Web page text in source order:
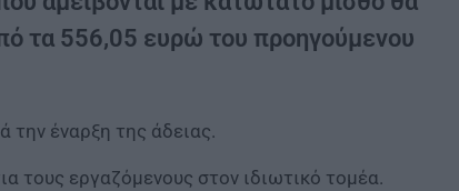
τα 556,05 ευρώ του προηγούμενου
την έναρξη της άδειας.
τους εργαζόμενους στον ιδιωτικό τομέα.